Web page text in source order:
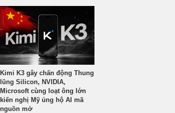
Kimi K3 gây chấn động Thung
lũng Silicon, NVIDIA,
Microsoft cùng loạt ông lớn
kiến nghị Mỹ ủng hộ AI mã
nguồn mở